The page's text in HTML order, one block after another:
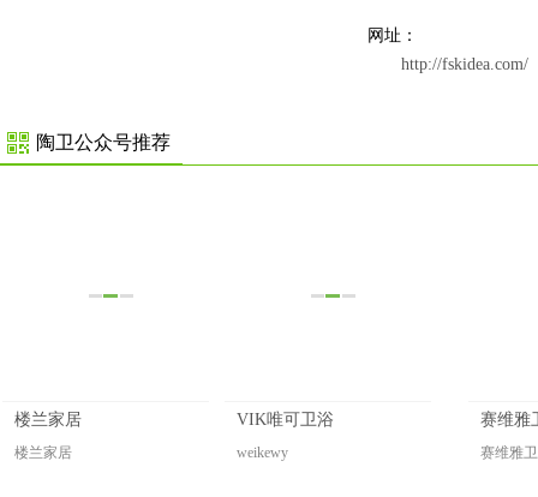
网址：
http://fskidea.com/
陶卫公众号推荐
楼兰家居
楼兰家居
VIK唯可卫浴
weikewy
赛维雅
赛维雅